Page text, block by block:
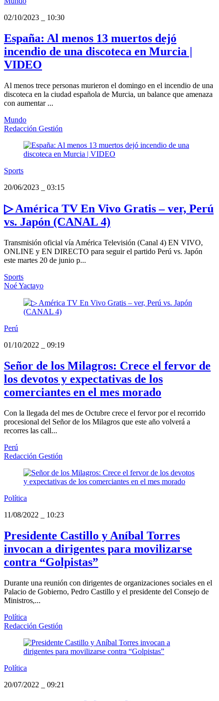
02/10/2023
10:30
España: Al menos 13 muertos dejó
incendio de una discoteca en Murcia |
VIDEO
Al menos trece personas murieron el domingo en el incendio de una
discoteca en la ciudad española de Murcia, un balance que amenaza
con aumentar ...
Mundo
Redacción Gestión
Sports
20/06/2023
03:15
▷ América TV En Vivo Gratis – ver, Perú
vs. Japón (CANAL 4)
Transmisión oficial vía América Televisión (Canal 4) EN VIVO,
ONLINE y EN DIRECTO para seguir el partido Perú vs. Japón
este martes 20 de junio p...
Sports
Noé Yactayo
Perú
01/10/2022
09:19
Señor de los Milagros: Crece el fervor de
los devotos y expectativas de los
comerciantes en el mes morado
Con la llegada del mes de Octubre crece el fervor por el recorrido
procesional del Señor de los Milagros que este año volverá a
recorres las call...
Perú
Redacción Gestión
Política
11/08/2022
10:23
Presidente Castillo y Aníbal Torres
invocan a dirigentes para movilizarse
contra “Golpistas”
Durante una reunión con dirigentes de organizaciones sociales en el
Palacio de Gobierno, Pedro Castillo y el presidente del Consejo de
Ministros,...
Política
Redacción Gestión
Política
20/07/2022
09:21